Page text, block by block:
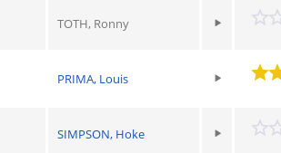
TOTH, Ronny
PRIMA, Louis
SIMPSON, Hoke